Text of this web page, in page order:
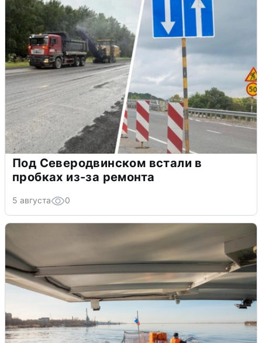
Под Северодвинском встали в
пробках из-за ремонта
5 августа 0